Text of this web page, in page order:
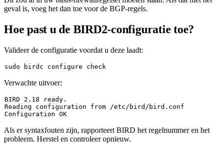
geval is, voeg het dan toe voor de BGP-regels.
Hoe past u de BIRD2-configuratie toe?
Valideer de configuratie voordat u deze laadt:
sudo
Verwachte uitvoer:
BIRD 2.18 ready.
Reading configuration from /etc/bird/bird.conf
Als er syntaxfouten zijn, rapporteert BIRD het regelnummer en het
probleem. Herstel en controleer opnieuw.